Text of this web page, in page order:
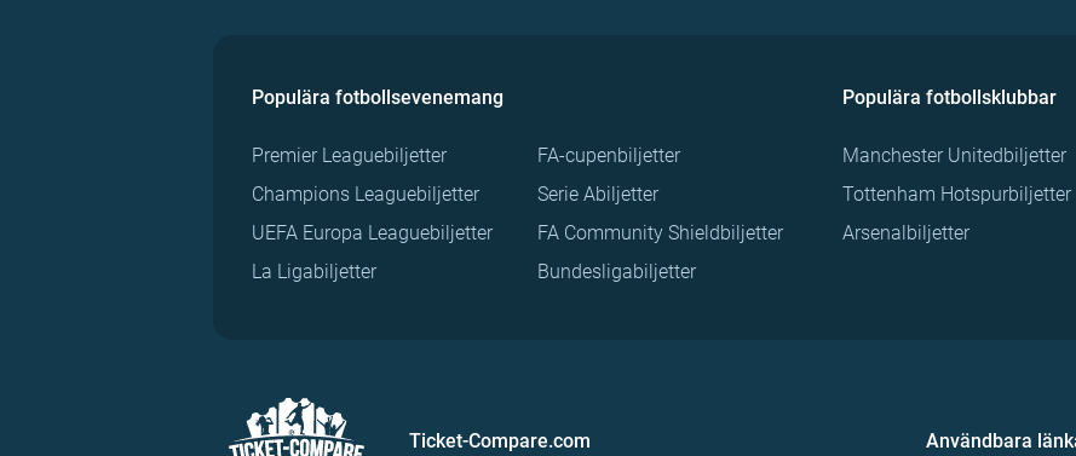
Populära fotbollsevenemang
Premier Leaguebiljetter
Champions Leaguebiljetter
UEFA Europa Leaguebiljetter
La Ligabiljetter
FA-cupenbiljetter
Serie Abiljetter
FA Community Shieldbiljetter
Bundesligabiljetter
Populära fotbollsklubbar
Manchester Unitedbiljetter
Tottenham Hotspurbiljetter
Arsenalbiljetter
Ticket-Compare.com Användbara